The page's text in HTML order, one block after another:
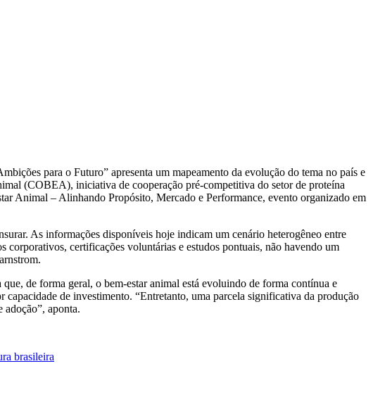
para o Futuro” apresenta um mapeamento da evolução do tema no país e
(COBEA), iniciativa de cooperação pré-competitiva do setor de proteína
Animal – Alinhando Propósito, Mercado e Performance, evento organizado em
As informações disponíveis hoje indicam um cenário heterogêneo entre
corporativos, certificações voluntárias e estudos pontuais, não havendo um
de forma geral, o bem-estar animal está evoluindo de forma contínua e
capacidade de investimento. “Entretanto, uma parcela significativa da produção
adoção”, aponta.
brasileira